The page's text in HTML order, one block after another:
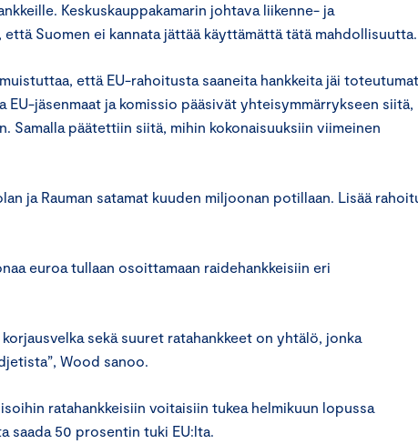
Keskuskauppakamarin johtava liikenne- ja
Suomen ei kannata jättää käyttämättä tätä mahdollisuutta.
että EU-rahoitusta saaneita hankkeita jäi
jäsenmaat ja komissio pääsivät yhteisymmärrykseen siitä,
Samalla päätettiin siitä, mihin kokonaisuuksiin viimeinen
ja Rauman satamat kuuden miljoonan potillaan. Lisää
euroa tullaan osoittamaan raidehankkeisiin eri
sekä suuret ratahankkeet on yhtälö, jonka
Wood sanoo.
ratahankkeisiin voitaisiin tukea helmikuun lopussa
saada 50 prosentin tuki EU:lta.